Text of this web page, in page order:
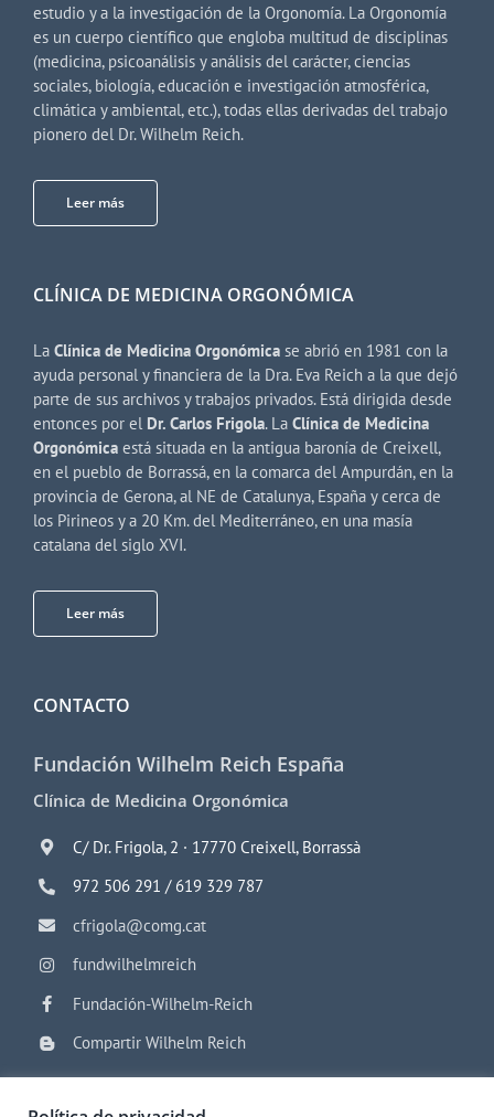
estudio y a la investigación de la Orgonomía. La Orgonomía
es un cuerpo científico que engloba multitud de disciplinas
(medicina, psicoanálisis y análisis del carácter, ciencias
sociales, biología, educación e investigación atmosférica,
climática y ambiental, etc.), todas ellas derivadas del trabajo
pionero del Dr. Wilhelm Reich.
Leer más
CLÍNICA DE MEDICINA ORGONÓMICA
La Clínica de Medicina Orgonómica se abrió en 1981 con la
ayuda personal y financiera de la Dra. Eva Reich a la que dejó
parte de sus archivos y trabajos privados. Está dirigida desde
entonces por el Dr. Carlos Frigola. La Clínica de Medicina
Orgonómica está situada en la antigua baronía de Creixell,
en el pueblo de Borrassá, en la comarca del Ampurdán, en la
provincia de Gerona, al NE de Catalunya, España y cerca de
los Pirineos y a 20 Km. del Mediterráneo, en una masía
catalana del siglo XVI.
Leer más
CONTACTO
Fundación Wilhelm Reich España
Clínica de Medicina Orgonómica
C/ Dr. Frigola, 2 · 17770 Creixell, Borrassà
972 506 291 / 619 329 787
cfrigola@comg.cat
fundwilhelmreich
Fundación-Wilhelm-Reich
Compartir Wilhelm Reich